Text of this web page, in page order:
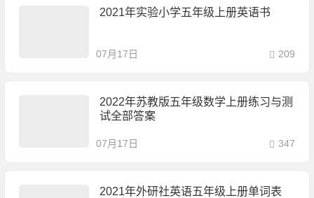
2021年实验小学五年级上册英语书
07月17日 209
2022年苏教版五年级数学上册练习与测
试全部答案
07月17日 347
2021年外研社英语五年级上册单词表